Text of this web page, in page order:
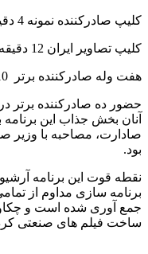
کلیپ صادرکننده نمونه 4 دقیقه
کلیپ تصاویر ایران 12 دقیقه
هفت وله صادرکننده برتر 10 ثانیه
حضور ده صادرکننده برتر
آنان بخش جذاب این
صادارت، مصاحبه با
بود.
نقطه قوت این برنامه
برنامه سازی مداوم از
جمع آوری شده است و
ساخت فیلم های صنعتی